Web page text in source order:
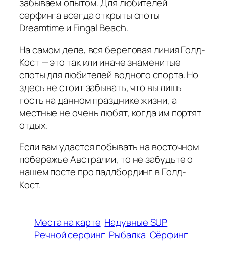
серфинга всегда открыты споты
Dreamtime и Fingal Beach.
На самом деле, вся береговая линия Голд-
Кост — это так или иначе знаменитые
споты для любителей водного спорта. Но
здесь не стоит забывать, что вы лишь
гость на данном празднике жизни, а
местные не очень любят, когда им портят
отдых.
Если вам удастся побывать на восточном
побережье Австралии, то не забудьте о
нашем посте про падлбординг в Голд-
Кост.
Места на карте Надувные SUP
Речной серфинг Рыбалка Сёрфинг